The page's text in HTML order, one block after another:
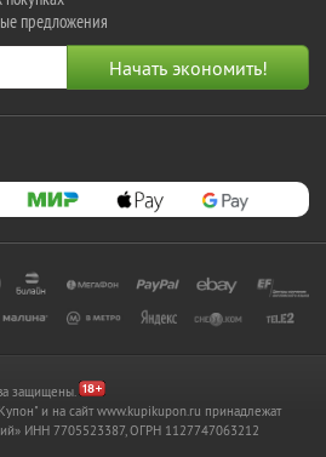
предложения
защищены.
и на сайт www.kupikupon.ru принадлежат
ИНН 7705523387, ОГРН 1127747063212